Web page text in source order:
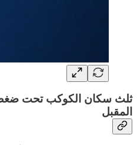
ثلث سكان الكوكب تحت ضغط
المقبل